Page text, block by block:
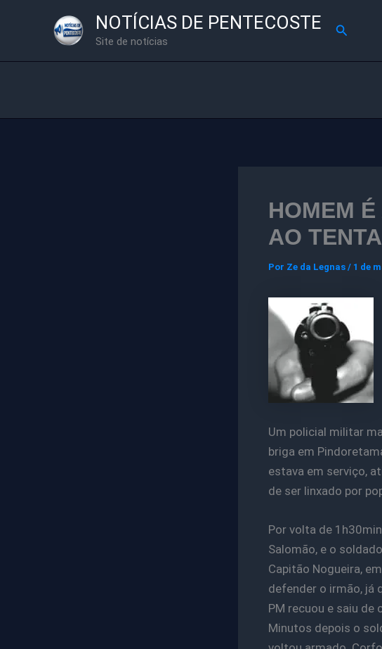
NOTÍCIAS DE PENTECOSTE
Site de notícias
HOMEM
AO
Por Ze da Legnas / 1 de
Um policial militar
briga em
estava em serviço,
de ser linxado por
Por volta de
Salomão, e o
Capitão Nogueira,
defender o irmão, já
PM recuou e saiu de
Minutos depois o